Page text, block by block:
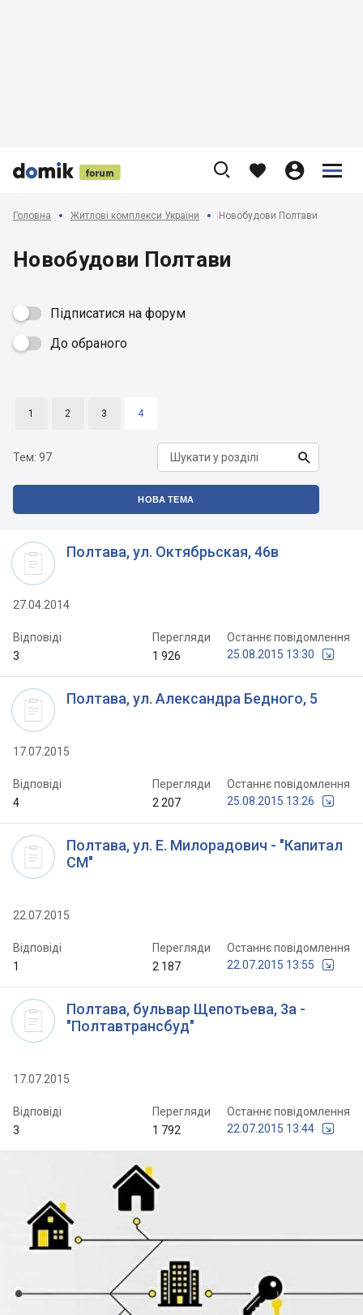


 
    


Головна Житлові комплекси України Новобудови Полтави
Новобудови Полтави
Підписатися на форум
 До обраного
1 2 3 4
Тем: 97 
НОВА ТЕМА
Полтава, ул. Октябрьская, 46в
27.04.2014
Відповіді
3
Перегляди
1 926
Останнє повідомлення
25.08.2015 13:30
Полтава, ул. Александра Бедного, 5
17.07.2015
Відповіді
4
Перегляди
2 207
Останнє повідомлення
25.08.2015 13:26
Полтава, ул. Е. Милорадович - "Капитал
СМ"
22.07.2015
Відповіді
1
Перегляди
2 187
Останнє повідомлення
22.07.2015 13:55
Полтава, бульвар Щепотьева, 3а -
"Полтавтрансбуд"
17.07.2015
Відповіді
3
Перегляди
1 792
Останнє повідомлення
22.07.2015 13:44